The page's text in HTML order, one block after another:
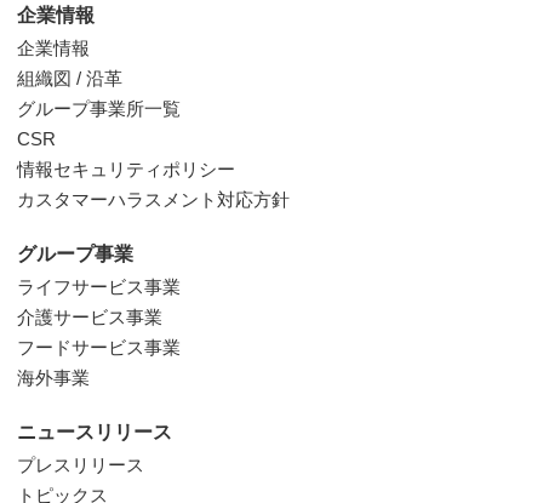
企業情報
企業情報
組織図 / 沿革
グループ事業所一覧
CSR
情報セキュリティポリシー
カスタマーハラスメント対応方針
グループ事業
ライフサービス事業
介護サービス事業
フードサービス事業
海外事業
ニュースリリース
プレスリリース
トピックス